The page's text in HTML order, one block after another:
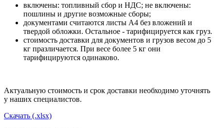
включены: топливный сбор и НДС; не включены:
пошлины и другие возможные сборы;
документами считаются листы А4 без вложений и
твердой обложки. Остальное - тарифицируется как груз.
стоимость доставки для документов и грузов весом до 5
кг празличается. При весе более 5 кг они
тарифицируются одинаково.
Актуальную стоимость и срок доставки необходимо уточнять
у наших специалистов.
Скачать (.xlsx)